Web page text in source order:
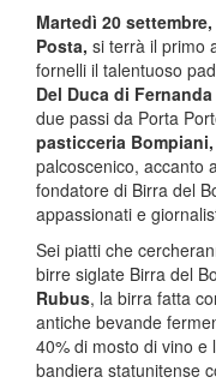
Martedì 20
Posta, si terrà il primo
fornelli il talentuoso
Del Duca di
due passi da Porta
pasticceria Bompiani,
palcoscenico, accanto
fondatore di Birra del
appassionati e
Sei piatti che
birre siglate Birra del
Rubus, la birra fatta
antiche bevande
40% di mosto di vino e
bandiera statunitense